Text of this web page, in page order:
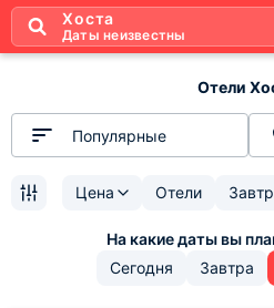
Хоста
Даты неизвестны
Отели
Популярные
Цена Отели
Сегодня Завтра